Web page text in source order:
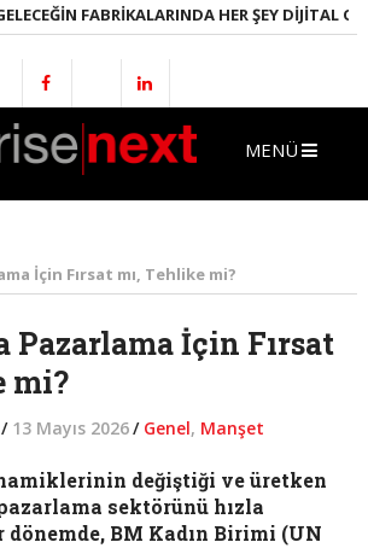
FABRIKALARINDA HER ŞEY DIJITAL
MENÜ
İçin Fırsat mı, Tehlike mi?
Pazarlama İçin Fırsat
mi?
/ 13 Mayıs 2026/ Genel, Manşet
değiştiği ve üretken
sektörünü hızla
dönemde, BM Kadın Birimi (UN